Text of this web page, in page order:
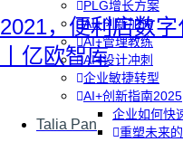
PLG增长方案
AI+创新加速
AI+管理教练
AI+设计冲刺
企业敏捷转型
AI+创新指南2025
企业如何快
重塑未来
2021，便利店数
丨亿欧智库
Talia Pan